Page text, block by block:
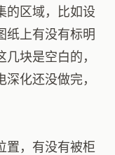
的区域，比如设
纸上有没有标明
块是空白的，
化还没做完，
置，有没有被柜